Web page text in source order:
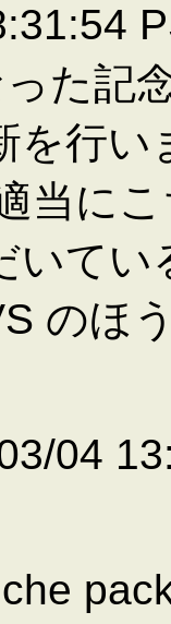
た記
を行
当に
いて
のほ
04